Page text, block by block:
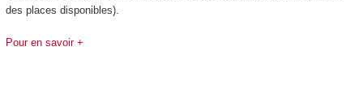
des places disponibles).
Pour en savoir +